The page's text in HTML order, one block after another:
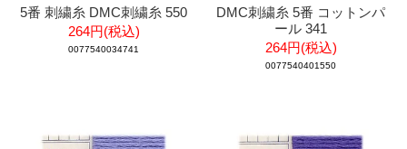
5番 刺繍糸 DMC刺繍糸 550
264円(税込)
0077540034741
DMC刺繍糸 5番 コットンパ
ール 341
264円(税込)
0077540401550